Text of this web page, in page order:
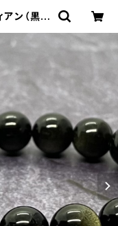
ン（黒曜